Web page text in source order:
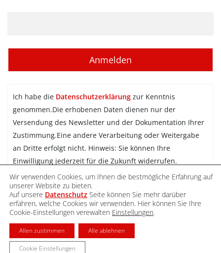
Ich habe die Datenschutzerklärung zur Kenntnis
genommen.Die erhobenen Daten dienen nur der
Versendung des Newsletter und der Dokumentation Ihrer
Zustimmung.Eine andere Verarbeitung oder Weitergabe
an Dritte erfolgt nicht. Hinweis: Sie können Ihre
Einwilligung jederzeit für die Zukunft widerrufen.
Newsletter abonnieren
DATENSCHUTZ IMPRESSUM
Wir verwenden Cookies, um Ihnen die bestmögliche Erfahrung auf
unserer Website zu bieten.
Auf unsere Datenschutz Seite können Sie mehr darüber
erfahren, welche Cookies wir verwenden. Hier können Sie Ihre
Cookie-Einstellungen verewalten Einstellungen.
Allen zustimmen Alle ablehnen
Cookie Einstellungen